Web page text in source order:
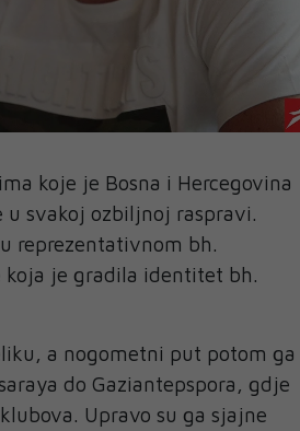
koje je Bosna i Hercegovina
u svakoj ozbiljnoj raspravi.
reprezentativnom bh.
je gradila identitet bh.
a nogometni put potom ga
do Gaziantepspora, gdje
Upravo su ga sjajne